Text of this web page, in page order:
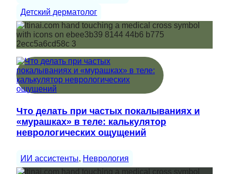
Детский дерматолог
Что делать при частых покалываниях и
«мурашках» в теле: калькулятор
неврологических ощущений
ИИ ассистенты, Неврология